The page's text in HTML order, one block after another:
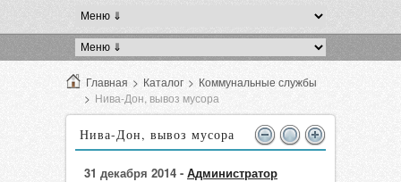
Главная > Каталог > Коммунальные службы
> Нива-Дон, вывоз мусора
Нива-Дон, вывоз мусора
31 декабря 2014 - Администратор